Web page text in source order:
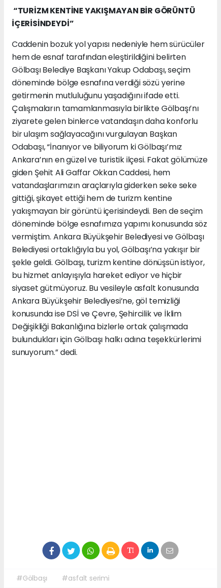
“TURİZM KENTİNE YAKIŞMAYAN BİR GÖRÜNTÜ
İÇERİSİNDEYDİ”
Caddenin bozuk yol yapısı nedeniyle hem sürücüler
hem de esnaf tarafından eleştirildiğini belirten
Gölbaşı Belediye Başkanı Yakup Odabaşı, seçim
döneminde bölge esnafına verdiği sözü yerine
getirmenin mutluluğunu yaşadığını ifade etti.
Çalışmaların tamamlanmasıyla birlikte Gölbaşı’nı
ziyarete gelen binlerce vatandaşın daha konforlu
bir ulaşım sağlayacağını vurgulayan Başkan
Odabaşı, “İnanıyor ve biliyorum ki Gölbaşı’mız
Ankara’nın en güzel ve turistik ilçesi. Fakat gölümüze
giden Şehit Ali Gaffar Okkan Caddesi, hem
vatandaşlarımızın araçlarıyla giderken seke seke
gittiği, şikayet ettiği hem de turizm kentine
yakışmayan bir görüntü içerisindeydi. Ben de seçim
döneminde bölge esnafımıza yapımı konusunda söz
vermiştim. Ankara Büyükşehir Belediyesi ve Gölbaşı
Belediyesi ortaklığıyla bu yol, Gölbaşı’na yakışır bir
şekle geldi. Gölbaşı, turizm kentine dönüşsün istiyor,
bu hizmet anlayışıyla hareket ediyor ve hiçbir
siyaset gütmüyoruz. Bu vesileyle asfalt konusunda
Ankara Büyükşehir Belediyesi’ne, göl temizliği
konusunda ise DSİ ve Çevre, Şehircilik ve İklim
Değişikliği Bakanlığına bizlerle ortak çalışmada
bulundukları için Gölbaşı halkı adına teşekkürlerimi
sunuyorum.” dedi.
#Gölbaşı #asfalt serimi